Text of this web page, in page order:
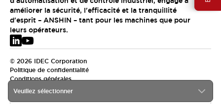
Veuillez sélectionner
améliorer la sécurité, l'efficacité et la tranquillité
d'esprit – ANSHIN – tant pour les machines que pour
leurs opérateurs.
© 2026 IDEC Corporation
Politique de confidentialité
Conditions générales
EMEA